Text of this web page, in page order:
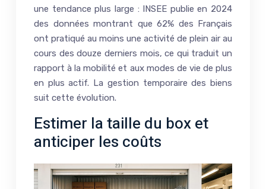
une tendance plus large : INSEE publie en 2024
des données montrant que 62% des Français
ont pratiqué au moins une activité de plein air au
cours des douze derniers mois, ce qui traduit un
rapport à la mobilité et aux modes de vie de plus
en plus actif. La gestion temporaire des biens
suit cette évolution.
Estimer la taille du box et
anticiper les coûts